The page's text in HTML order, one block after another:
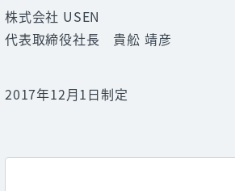
株式会社 USEN
代表取締役社長 貴舩 靖彦
2017年12月1日制定